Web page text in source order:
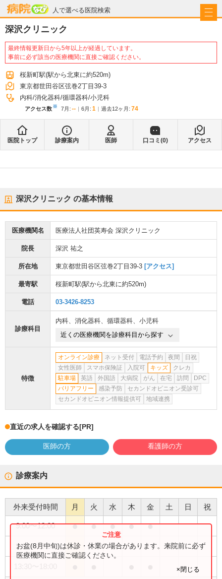
人で選べる医院検索
病院なび
深沢クリニック
最終情報更新日から5年以上が経過しています。
事前に必ず該当の医療機関に直接ご確認ください。
桜新町駅(駅から北東に約520m)
東京都世田谷区弦巻2丁目39-3
内科 消化器科 循環器科 小児科
アクセス数※ 7月 : -- 6月 : 1 過去12ヶ月: 74
医院トップ 診療案内 医師 口コミ(0) アクセス
深沢クリニック の基本情報
医療機関名 医療法人社団英寿会 深沢クリニック
院長 深沢 祐之
所在地 東京都世田谷区弦巻2丁目39-3 [アクセス]
最寄駅 桜新町駅(駅から北東に約520m)
電話 03-3426-8253
診療科目
内科、 消化器科、 循環器科、 小児科
近くの医療機関を診療科目から探す
特徴
オンライン診療 ネット受付 電話予約 夜間
日祝
女性医師
スマホ保険証 入院可 キッズ
クレカ
駐車場
英語 外国語 大病院 がん 在宅 訪問
DPC
バリアフリー
感染予防
セカンドオピニオン受診可
セカンドオピニオン情報提供可
地域連携
直近の求人を確認する[PR]
医師の方 看護師の方
診療案内
外来受付時間 月 火 水 木 金 土 日 祝
9:00〜12:00 ● ● ● ● ●
9:00〜15:00 ●
お盆(8月中旬)は休診・休業の場合があります。来院前に必ず
医療機関に直接ご確認ください。
×閉じる